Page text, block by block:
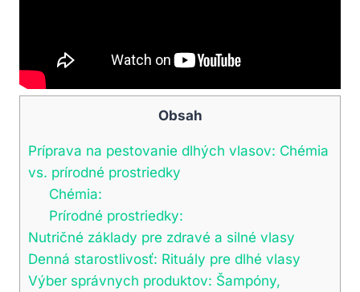
Obsah
Príprava ⁣na pestovanie dlhých ‍vlasov: Chémia
⁤vs. ‍prírodné prostriedky
Chémia:
Prírodné prostriedky:
Nutričné​ základy pre​ zdravé a silné vlasy
Denná ⁢starostlivosť: Rituály pre ⁣dlhé‌ vlasy
Výber ⁣správnych produktov:⁣ Šampóny,